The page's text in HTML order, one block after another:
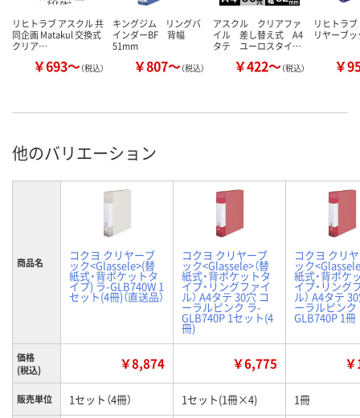
リヒトラブ アスクル 共
同企画 Matakul 交換式
クリア…
￥693～（税込）
キングジム リングバ
インダーBF 背幅
51mm
￥807～（税込）
アスクル クリアファ
イル 差し替え式 A4
タテ ユーロスタイ…
￥422～（税込）
リヒトラ
リヤーブッ
￥
他のバリエーション
商品名 コクヨ クリヤーブ
ック<Glassele>(替
紙式・背ポケットタ
イプ) ラ-GLB740W 1
セット(4冊)（直送品）
コクヨ クリヤーブ
ック<Glassele>（替
紙式・背ポケットタ
イプ・リングファイ
ル） A4タテ 30穴 コ
ーラルピンク ラ-
GLB740P 1セット(4
冊)
コクヨ クリ
ック
紙式・背ポケ
イプ・リング
ル） A4タテ
ーラルピンク
GLB740P 1冊
価格
(税込)
￥8,874 ￥6,775
販売単位 1セット（4冊） 1セット(1冊×4) 1冊